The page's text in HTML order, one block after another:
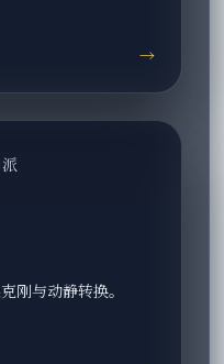
→
刚与动静转换。